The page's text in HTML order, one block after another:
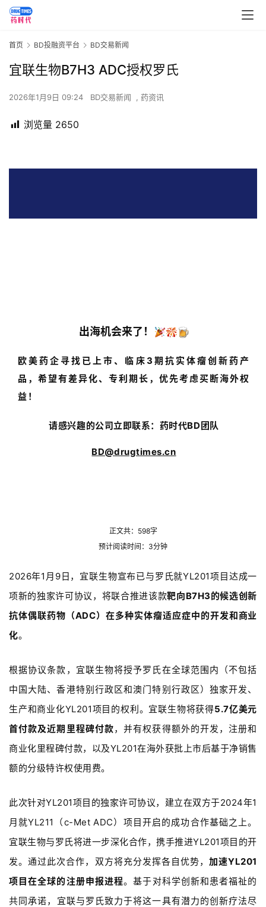
首页 BD投融资平台 BD交易新闻
宜联生物B7H3 ADC授权罗氏
2026年1月9日 09:24 BD交易新闻 , 药资讯
浏览量 2650
出海机会来了！
欧美药企寻找已上市、临床3期抗实体瘤创新药产
品，希望有差异化、专利期长， 优先考虑买断海外权
益！
请感兴趣的公司立即联系：药时代BD团队
BD@drugtimes.cn
正文共：598字
预计阅读时间：3分钟
2026年1 月9日， 宜联生物宣布已与罗氏就YL201项目达成一
项新的独家许可协议， 将联合推进该款靶向B7H3的候选创新
抗体偶联药物（ADC）在多种实体瘤适应症中的开发和商业
化。
根据协议条款，宜联生物将授予罗氏在全球范围内（不包括
中国大陆、香港特别行政区和澳门特别行政区）独家开发、
生产和商业化YL201项目的权利。宜联生物将获得5.7亿美元
首付款及近期里程碑付款，并有权获得额外的开发，注册和
商业化里程碑付款， 以及YL201在海外获批上市后基于净销售
额的分级特许权使用费。
此次针对YL201项目的独家许可协议，建立在双方于2024年1
月就YL211
（c-Met ADC）项目开启的成功合作基础之上。
宜联生物与罗氏将进一步深化合作，携手推进YL201项目的开
发。通过此次合作，双方将充分发挥各自优势，加速YL201
项目在全球的注册申报进程。基于对科学创新和患者福祉的
共同承诺， 宜联与罗氏致力于将这一具有潜力的创新疗法尽